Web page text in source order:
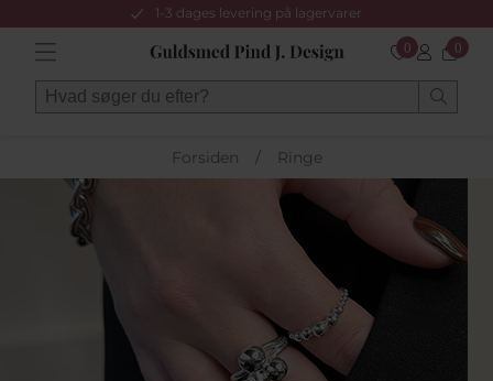
1-3 dages levering på lagervarer
0 0
Forsiden / Ringe